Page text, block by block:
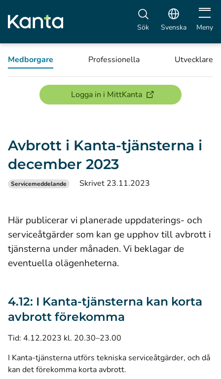
Sök Svenska Öppna
Meny
Medborgare Professionella Utvecklare
Logga in i MittKanta(öppnas i ett nytt
Avbrott i Kanta-tjänsterna i
december 2023
Servicemeddelande Skrivet 23.11.2023
Här publicerar vi planerade uppdaterings- och
serviceåtgärder som kan ge upphov till avbrott i
tjänsterna under månaden. Vi beklagar de
eventuella olägenheterna.
4.12: I Kanta-tjänsterna kan korta
avbrott förekomma
Tid: 4.12.2023 kl. 20.30–23.00
I Kanta-tjänsterna utförs tekniska serviceåtgärder, och då
kan det förekomma korta avbrott.